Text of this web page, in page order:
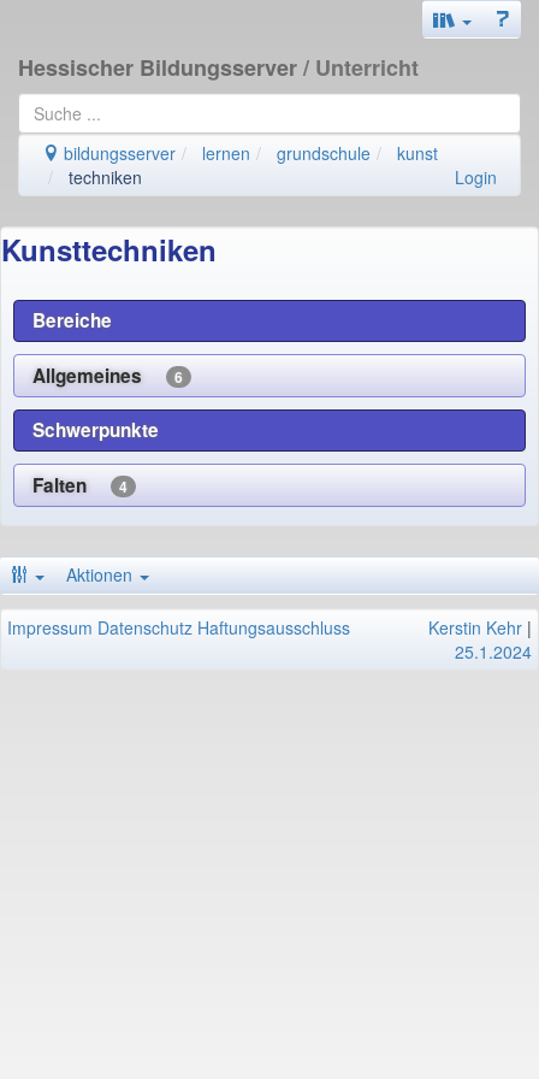
Hessischer Bildungsserver/ Unterricht
bildungsserver lernen grundschule
kunst
techniken
Login
Kunsttechniken
Bereiche
Allgemeines 6
Schwerpunkte
Falten 4
Aktionen
Impressum Datenschutz Haftungsausschluss Kerstin Kehr |
25.1.2024